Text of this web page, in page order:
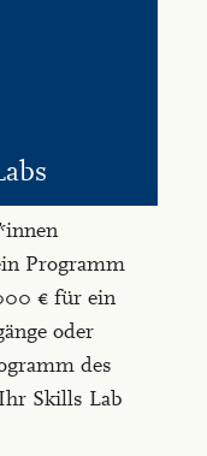
Programm
€ für ein
oder
des
Skills Lab